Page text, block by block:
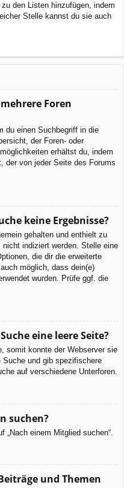
den Listen hinzufügen, indem
Stelle kannst du sie auch
Foren
du einen Suchbegriff in die
der Foren- oder
erhältst du, indem
der von jeder Seite des Forums
keine Ergebnisse?
gehalten und enthielt zu
indiziert werden. Stelle eine
die dir die erweiterte
möglich, dass dein(e)
wurden. Prüfe ggf. die
eine leere Seite?
somit konnte der Webserver sie
und gib spezifischere
auf verschiedene Unterforen.
suchen?
„Nach einem Mitglied suchen“.
und Themen